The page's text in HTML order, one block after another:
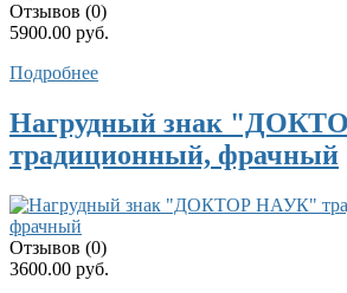
Отзывов (0)
5900.00 руб.
Подробнее
Нагрудный знак
традиционный, фрачный
Отзывов (0)
3600.00 руб.